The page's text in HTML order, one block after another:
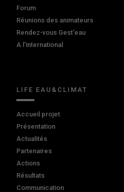
Forum
Réunions des animateurs
Rendez-vous Gest'eau
A l'international
LIFE EAU&CLIMAT
Accueil projet
Présentation
Actualités
Partenaires
Actions
Résultats
Communication